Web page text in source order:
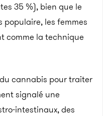
35 %), bien que le
populaire, les femmes
comme la technique
cannabis pour traiter
signalé une
intestinaux, des